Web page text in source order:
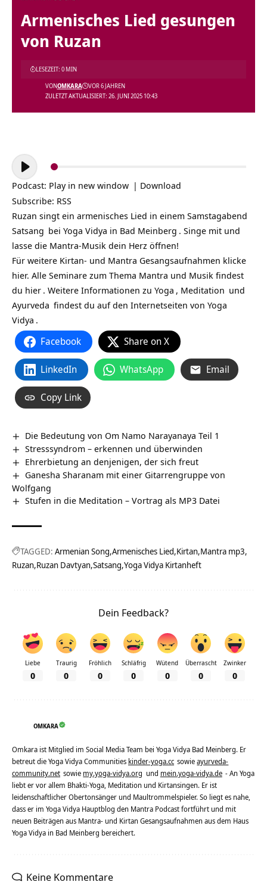
Armenisches Lied gesungen
von Ruzan
ZULETZT AKTUALISIERT: 26. JUNI 2025 10:43
VONOMKARA VOR 6 JAHREN
LESEZEIT: 0 MIN
Audio-
Player
Podcast: Play in new window | Download
Subscribe: RSS
Ruzan singt ein armenisches Lied in einem Samstagabend
Satsang bei Yoga Vidya in Bad Meinberg . Singe mit und
lasse die Mantra-Musik dein Herz öffnen!
Für weitere Kirtan- und Mantra Gesangsaufnahmen klicke
hier. Alle Seminare zum Thema Mantra und Musik findest
du hier . Weitere Informationen zu Yoga , Meditation und
Ayurveda findest du auf den Internetseiten von Yoga
Vidya .
Facebook Share on X
LinkedIn WhatsApp Email
Copy Link
Die Bedeutung von Om Namo Narayanaya Teil 1
Stresssyndrom – erkennen und überwinden
Ehrerbietung an denjenigen, der sich freut
Ganesha Sharanam mit einer Gitarrengruppe von
Wolfgang
Stufen in die Meditation – Vortrag als MP3 Datei
TAGGED: Armenian Song Armenisches Lied Kirtan Mantra mp3
Ruzan Ruzan Davtyan Satsang Yoga Vidya Kirtanheft
Dein Feedback?
Liebe
0
Traurig
0
Fröhlich
0
Schläfrig
0
Wütend
0
Überrascht
0
Zwinker
0
OMKARA
Omkara ist Mitglied im Social Media Team bei Yoga Vidya Bad Meinberg. Er
betreut die Yoga Vidya Communities kinder-yoga.cc sowieayurveda-
community.net sowie my.yoga-vidya.org und mein.yoga-vidya.de - An Yoga
liebt er vor allem Bhakti-Yoga, Meditation und Kirtansingen. Er ist
leidenschaftlicher Obertonsänger und Maultrommelspieler. So liegt es nahe,
dass er im Yoga Vidya Hauptblog den Mantra Podcast fortführt und mit
neuen Beiträgen aus Mantra- und Kirtan Gesangsaufnahmen aus dem Haus
Yoga Vidya in Bad Meinberg bereichert.
Keine Kommentare